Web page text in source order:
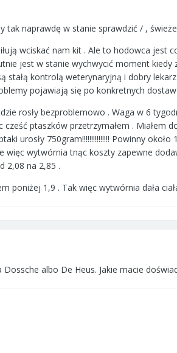
tak naprawdę w stanie sprawdzić / ,
wciskać nam kit . Ale to hodowca jest
jest w stanie wychwycić moment kiedy
stałą kontrolą weterynaryjną i dobry
pojawiają się po konkretnych
rosły bezproblemowo . Waga w 6
ptaszków przetrzymałem . Miałem
urosły 750gram!!!!!!!!!!!!!!! Powinny
więc wytwórnia tnąc koszty zapewne
2,08 na 2,85 .
poniżej 1,9 . Tak więc wytwórnia dała
albo De Heus. Jakie macie